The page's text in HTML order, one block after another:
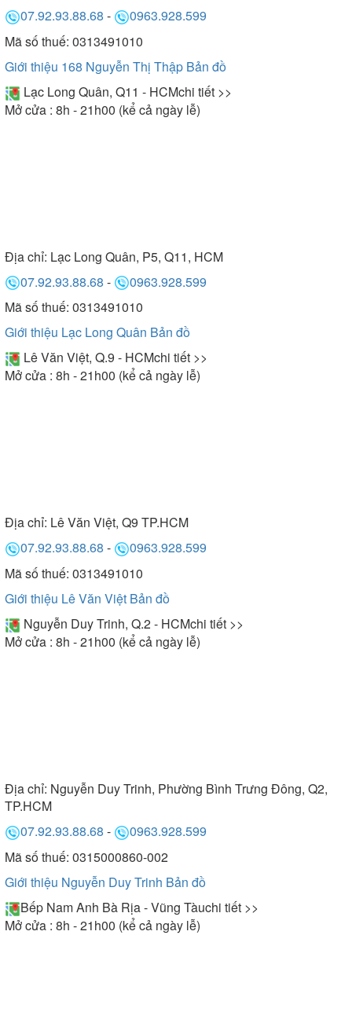
07.92.93.88.68 -
0963.928.599
Mã số thuế: 0313491010
Giới thiệu 168 Nguyễn Thị Thập Bản đồ
Lạc Long Quân, Q11 - HCMchi tiết >>
Mở cửa : 8h - 21h00 (kể cả ngày lễ)
Địa chỉ: Lạc Long Quân, P5, Q11, HCM
07.92.93.88.68 -
0963.928.599
Mã số thuế: 0313491010
Giới thiệu Lạc Long Quân Bản đồ
Lê Văn Việt, Q.9 - HCMchi tiết >>
Mở cửa : 8h - 21h00 (kể cả ngày lễ)
Địa chỉ: Lê Văn Việt, Q9 TP.HCM
07.92.93.88.68 -
0963.928.599
Mã số thuế: 0313491010
Giới thiệu Lê Văn Việt Bản đồ
Nguyễn Duy Trinh, Q.2 - HCMchi tiết >>
Mở cửa : 8h - 21h00 (kể cả ngày lễ)
Địa chỉ: Nguyễn Duy Trinh, Phường Bình Trưng Đông, Q2,
TP.HCM
07.92.93.88.68 -
0963.928.599
Mã số thuế: 0315000860-002
Giới thiệu Nguyễn Duy Trinh Bản đồ
Bếp Nam Anh Bà Rịa - Vũng Tàuchi tiết >>
Mở cửa : 8h - 21h00 (kể cả ngày lễ)